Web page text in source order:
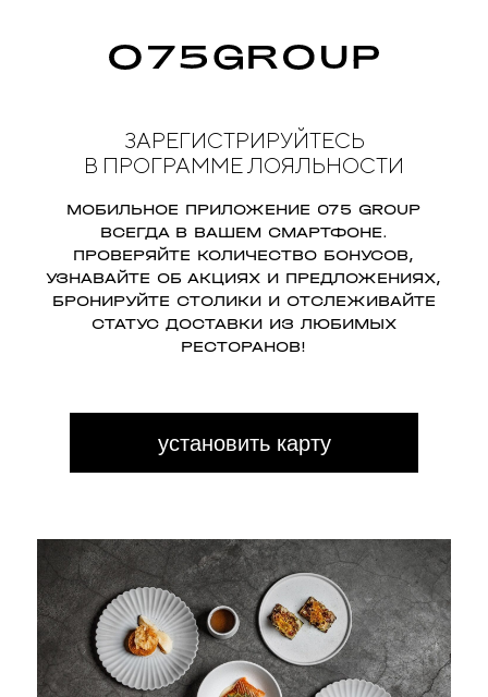
ЗАРЕГИСТРИРУЙТЕСЬ
В ПРОГРАММЕ ЛОЯЛЬНОСТИ
МОБИЛЬНОЕ ПРИЛОЖЕНИЕ 075 GROUP
ВСЕГДА В ВАШЕМ СМАРТФОНЕ.
ПРОВЕРЯЙТЕ КОЛИЧЕСТВО БОНУСОВ,
УЗНАВАЙТЕ ОБ АКЦИЯХ И ПРЕДЛОЖЕНИЯХ,
БРОНИРУЙТЕ СТОЛИКИ И ОТСЛЕЖИВАЙТЕ
СТАТУС ДОСТАВКИ ИЗ ЛЮБИМЫХ
РЕСТОРАНОВ!
установить карту